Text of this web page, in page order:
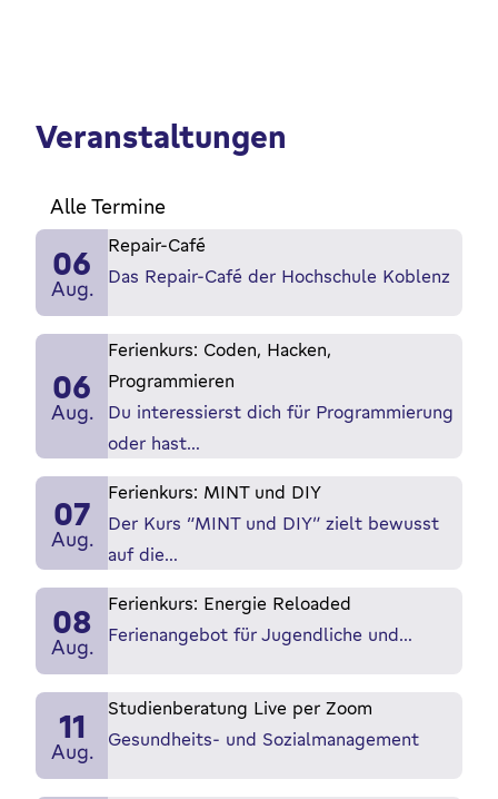
Veranstaltungen
Alle Termine
06
Aug.
Repair-Café
Das Repair-Café der Hochschule Koblenz
06
Aug.
Ferienkurs: Coden, Hacken,
Programmieren
Du interessierst dich für Programmierung
oder hast…
07
Aug.
Ferienkurs: MINT und DIY
Der Kurs “MINT und DIY” zielt bewusst
auf die…
08
Aug.
Ferienkurs: Energie Reloaded
Ferienangebot für Jugendliche und…
11
Aug.
Studienberatung Live per Zoom
Gesundheits- und Sozialmanagement